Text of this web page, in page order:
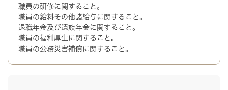
職員の研修に関すること。
職員の給料その他諸給与に関すること。
退職年金及び遺族年金に関すること。
職員の福利厚生に関すること。
職員の公務災害補償に関すること。